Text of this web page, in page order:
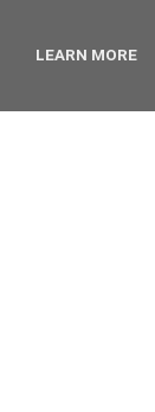
LEARN MORE